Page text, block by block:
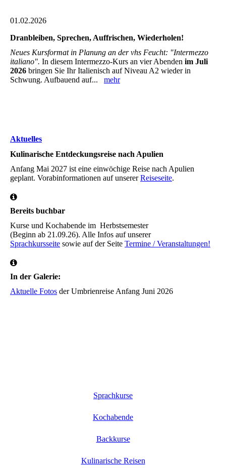
01.02.2026
Dranbleiben, Sprechen, Auffrischen, Wiederholen!
Neues Kursformat in Planung an der vhs Feucht: "Intermezzo
italiano". In diesem Intermezzo-Kurs an vier Abenden im Juli
2026 bringen Sie Ihr Italienisch auf Niveau A2 wieder in
Schwung. Aufbauend auf... mehr
Aktuelles
Kulinarische Entdeckungsreise nach Apulien
Anfang Mai 2027 ist eine einwöchige Reise nach Apulien
geplant. Vorabinformationen auf unsererReiseseite.
Bereits buchbar
Kurse und Kochabende im Herbstsemester
(Beginn ab 21.09.26). Alle Infos auf unserer
Sprachkursseite sowie auf der Seite Termine / Veranstaltungen!
In der Galerie:
Aktuelle Fotos der Umbrienreise Anfang Juni 2026
Sprachkurse
Kochabende
Backkurse
Kulinarische Reisen